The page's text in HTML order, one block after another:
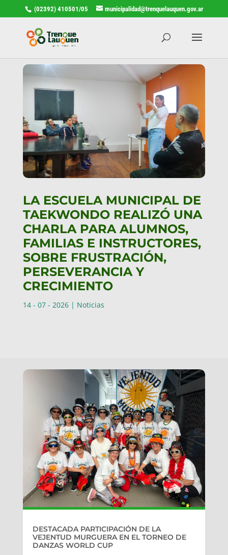
(02392) 410501/05 municipalidad@trenquelauquen.gov.ar
LA ESCUELA MUNICIPAL DE
TAEKWONDO REALIZÓ UNA
CHARLA PARA ALUMNOS,
FAMILIAS E INSTRUCTORES,
SOBRE FRUSTRACIÓN,
PERSEVERANCIA Y
CRECIMIENTO
14 - 07 - 2026| Noticias
DESTACADA PARTICIPACIÓN DE LA
VEJENTUD MURGUERA EN EL TORNEO DE
DANZAS WORLD CUP